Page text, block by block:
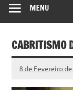
MENU
CABRITISMO
8 de Fevereiro